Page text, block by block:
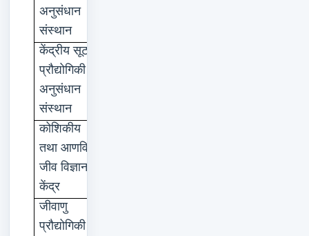
अनुसंधान
संस्थान
केंद्रीय सूट
प्रौद्योगिकी
अनुसंधान
संस्थान
कोशिकीय
तथा आणविक
जीव विज्ञान
केंद्र
जीवाणु
प्रौद्योगिकी